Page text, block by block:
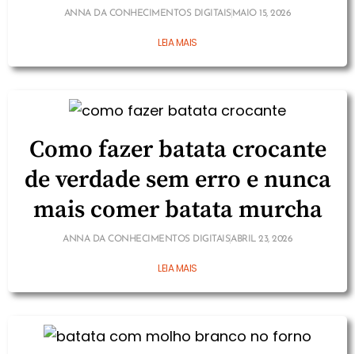
ANNA DA CONHECIMENTOS DIGITAIS MAIO 15, 2026
LEIA MAIS
Como fazer batata crocante
de verdade sem erro e nunca
mais comer batata murcha
ANNA DA CONHECIMENTOS DIGITAISABRIL 23, 2026
LEIA MAIS